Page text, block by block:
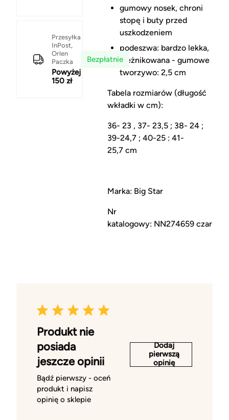
Przesyłka
InPost,
Orlen
Paczka
Powyżej
150 zł
Bezpłatnie
gumowy nosek, chroni
stopę i buty przed
uszkodzeniem
podeszwa: bardzo lekka,
bieżnikowana - gumowe
tworzywo: 2,5 cm
Tabela rozmiarów (długość
wkładki w cm):
36- 23 , 37- 23,5 ; 38- 24 ;
39-24,7 ; 40-25 : 41-
25,7 cm
Marka: Big Star
Nr
katalogowy: NN274659 czarny
Produkt nie
posiada
jeszcze opinii
Bądź pierwszy - oceń
produkt i napisz
opinię o sklepie
Dodaj
pierwszą
opinię